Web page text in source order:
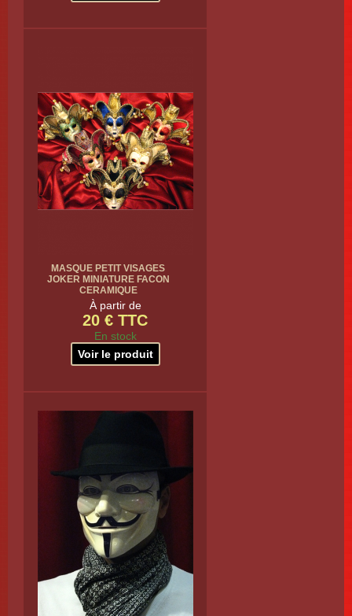
MASQUE PETIT VISAGES
JOKER MINIATURE FACON
CERAMIQUE
À partir de
20 € TTC
En stock
Voir le produit